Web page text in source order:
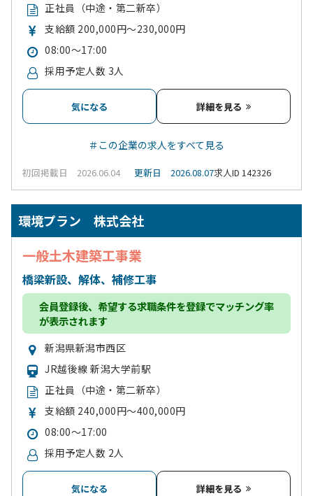
正社員（中途・第二新卒）
支給額 200,000円～230,000円
08:00～17:00
採用予定人数 3人
気になる 詳細を見る
＃この企業の求人をすべて見る
初回掲載日 2026.06.04 更新日 2026.08.07求人ID 142326
環境プラン 株式会社
一般土木建築工事業
橋梁新設、解体、補修工事
会員登録後、希望する求職条件を登録でマッチング率
が表示されます
新潟県新潟市西区
JR越後線 新潟大学前駅
正社員（中途・第二新卒）
支給額 240,000円～400,000円
08:00～17:00
採用予定人数 2人
気になる 詳細を見る